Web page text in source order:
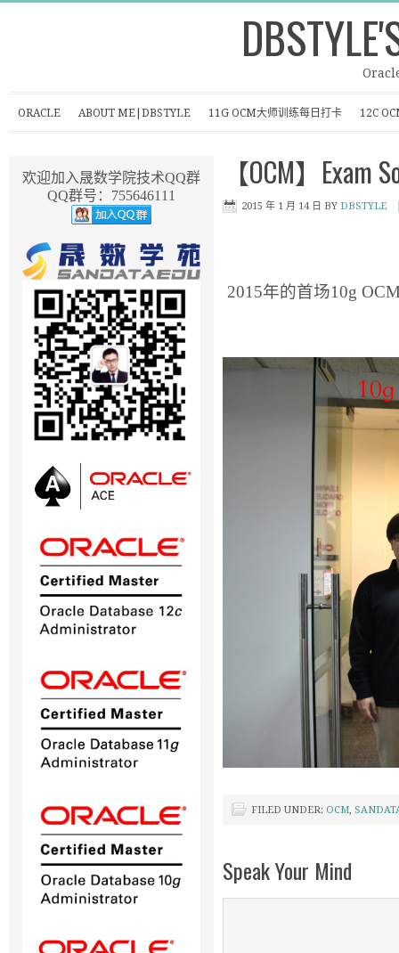
ORACLE ABOUT ME|DBSTYLE 11G OCM大师训练每日打卡 12C
【OCM】Exam
2015 年 1 月 14 日 BY DBSTYLE
2015年的首场10g
FILED UNDER: OCM,
Speak Your Mind
欢迎加入晟数学院技术QQ群
QQ群号：755646111